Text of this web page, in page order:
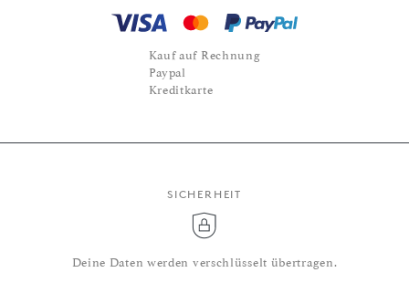
Kauf auf Rechnung
Paypal
Kreditkarte
SICHERHEIT
Deine Daten werden verschlüsselt übertragen.